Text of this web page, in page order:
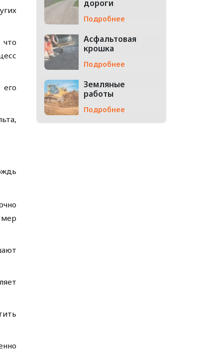
дороги
Подробнее
Асфальтовая
крошка
Подробнее
Земляные
работы
Подробнее